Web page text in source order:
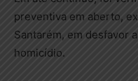
preventiva em aberto,
Santarém, em desfavor
homicídio.